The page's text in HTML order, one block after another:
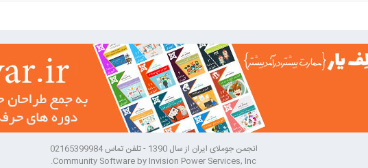
انجمن جوملای ایران از سال 1390 - تلفن تماس 02165399984
Community Software by Invision Power Services, Inc.